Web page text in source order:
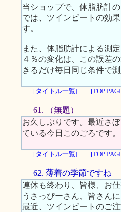
当ショップで、体脂肪計
では、ツインビートの効
す。
また、体脂肪計による測
４％の変化は、この誤差
きるだけ毎日同じ条件で
[タイトル一覧] [TOP
61. （無題）
お久しぶりです。最近さ
ている今日このごろです
[タイトル一覧] [TOP
62. 薄着の季節ですね
連休も終わり、皆様、お
うさっぴーさん、皆さん
最近、ツインビートのご